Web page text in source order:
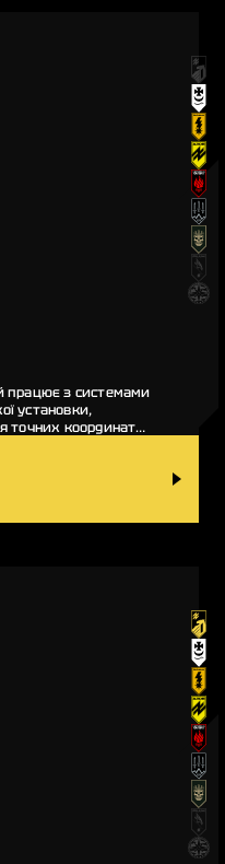
працює з системами
установки,
точних координат